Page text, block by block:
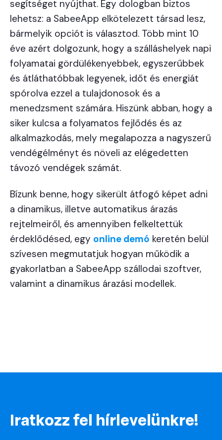
segítséget nyújthat. Egy dologban biztos
lehetsz: a SabeeApp elkötelezett társad lesz,
bármelyik opciót is választod. Több mint 10
éve azért dolgozunk, hogy a szálláshelyek napi
folyamatai gördülékenyebbek, egyszerűbbek
és átláthatóbbak legyenek, időt és energiát
spórolva ezzel a tulajdonosok és a
menedzsment számára. Hiszünk abban, hogy a
siker kulcsa a folyamatos fejlődés és az
alkalmazkodás, mely megalapozza a nagyszerű
vendégélményt és növeli az elégedetten
távozó vendégek számát.
Bízunk benne, hogy sikerült átfogó képet adni
a dinamikus, illetve automatikus árazás
rejtelmeiről, és amennyiben felkeltettük
érdeklődésed, egy online demó keretén belül
szívesen megmutatjuk hogyan működik a
gyakorlatban a SabeeApp szállodai szoftver,
valamint a dinamikus árazási modellek.
Iratkozz fel hírlevelünkre!